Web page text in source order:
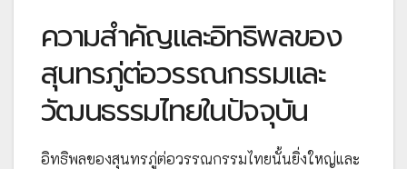
ความสำคัญและอิทธิพลของ
สุนทรภู่ต่อวรรณกรรมและ
วัฒนธรรมไทยในปัจจุบัน
อิทธิพลของสุนทรภู่ต่อวรรณกรรมไทยนั้นยิ่งใหญ่และ